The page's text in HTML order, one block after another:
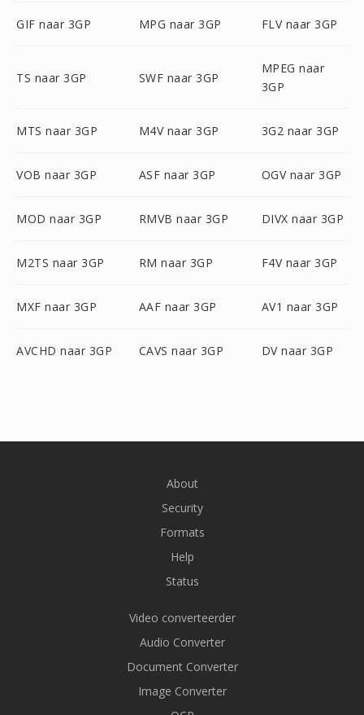
GIF naar 3GP MPG naar 3GP FLV naar 3GP
TS naar 3GP SWF naar 3GP
MPEG naar
3GP
MTS naar 3GP M4V naar 3GP 3G2 naar 3GP
VOB naar 3GP ASF naar 3GP OGV naar 3GP
MOD naar 3GP RMVB naar 3GP DIVX naar 3GP
M2TS naar 3GP RM naar 3GP F4V naar 3GP
MXF naar 3GP AAF naar 3GP AV1 naar 3GP
AVCHD naar 3GP CAVS naar 3GP DV naar 3GP
About
Security
Formats
Help
Status
Video converteerder
Audio Converter
Document Converter
Image Converter